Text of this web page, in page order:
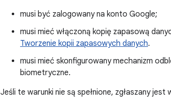
musi być zalogowany na konto Google;
musi mieć włączoną kopię zapasową
Tworzenie kopii zapasowych danych.
musi mieć skonfigurowany mechanizm
biometryczne.
Jeśli te warunki nie są spełnione, zgłaszany jest